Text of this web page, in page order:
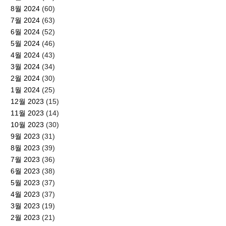
8월 2024 (60)
7월 2024 (63)
6월 2024 (52)
5월 2024 (46)
4월 2024 (43)
3월 2024 (34)
2월 2024 (30)
1월 2024 (25)
12월 2023 (15)
11월 2023 (14)
10월 2023 (30)
9월 2023 (31)
8월 2023 (39)
7월 2023 (36)
6월 2023 (38)
5월 2023 (37)
4월 2023 (37)
3월 2023 (19)
2월 2023 (21)